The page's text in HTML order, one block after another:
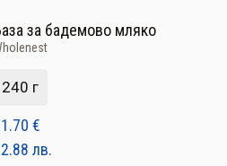
за бадемово мляко
240 г
€
лв.